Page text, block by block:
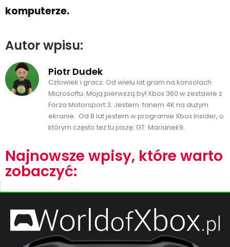
komputerze.
Autor wpisu:
Piotr Dudek
Człowiek i gracz. Od wielu lat gram na konsolach
Microsoftu. Moją pierwszą był Xbox 360 w zestawie z
Forza Motorsport 3. Jestem fanem 4K na dużym
ekranie. Od 8 lat jestem w programie Xbox Insider, o
którym często też tu piszę. GT: Marianek9.
Najnowsze wpisy, które warto
zobaczyć: